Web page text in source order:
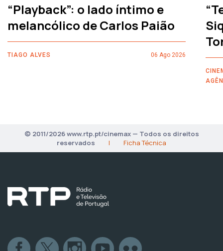
“Playback”: o lado íntimo e
melancólico de Carlos Paião
TIAGO ALVES 06 Ago 2026
© 2011/2026 www.rtp.pt/cinemax — Todos os direitos
reservados
| Ficha Técnica